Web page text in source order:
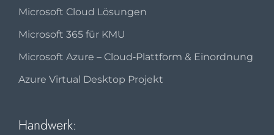
Microsoft Cloud Lösungen
Microsoft 365 für KMU
Microsoft Azure – Cloud‑Plattform & Einordnung
Azure Virtual Desktop Projekt
Handwerk: